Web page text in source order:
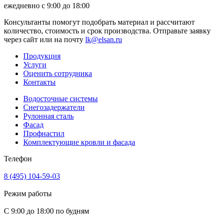
ежедневно с 9:00 до 18:00
Консультанты помогут подобрать материал и рассчитают
количество, стоимость и срок производства. Отправьте заявку
через сайт или на почту lk@elsan.ru
Продукция
Услуги
Оценить сотрудника
Контакты
Водосточные системы
Снегозадержатели
Рулонная сталь
Фасад
Профнастил
Комплектующие кровли и фасада
Телефон
8 (495) 104-59-03
Режим работы
С 9:00 до 18:00 по будням